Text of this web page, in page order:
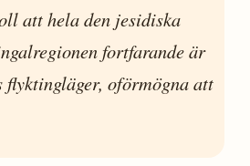
att hela den jesidiska
fortfarande är
flyktingläger, oförmögna att